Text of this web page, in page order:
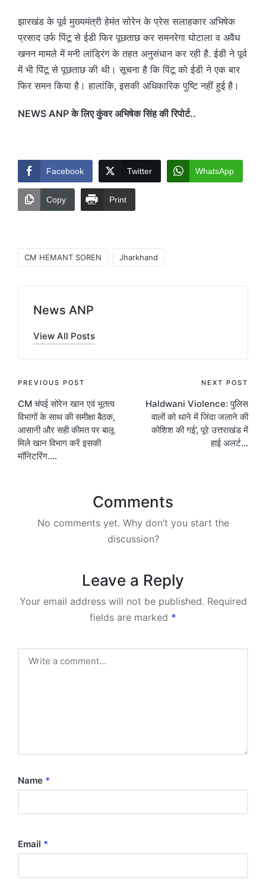
झारखंड के पूर्व मुख्यमंत्री हेमंत सोरेन के प्रेस सलाहकार अभिषेक
प्रसाद उर्फ पिंटू से ईडी फिर पूछताछ कर समनरेगा घोटाला व अवैध
खनन मामले में मनी लांड्रिंग के तहत अनुसंधान कर रही है. ईडी ने पूर्व
में भी पिंटू से पूछताछ की थी। सूचना है कि पिंटू को ईडी ने एक बार
फिर समन किया है। हालांकि, इसकी अधिकारिक पुष्टि नहीं हुई है।
NEWS ANP के लिए कुंवर अभिषेक सिंह की रिपोर्ट..
Facebook Twitter WhatsApp
Copy Print
CM HEMANT SOREN Jharkhand
News ANP
View All Posts
Post
navigation
PREVIOUS POST
CM चंपई सोरेन खान एवं भूतत्व
विभागों के साथ की समीक्षा बैठक,
आसानी और सही कीमत पर बालू
मिले खान विभाग करें इसकी
मॉनिटरिंग….
NEXT POST
Haldwani Violence: पुलिस
वालों को थाने में जिंदा जलाने की
कोशिश की गई’, पूरे उत्तराखंड में
हाई अलर्ट…
Comments
No comments yet. Why don’t you start the
discussion?
Leave a Reply
Your email address will not be published. Required
fields are marked *
Name *
Email *